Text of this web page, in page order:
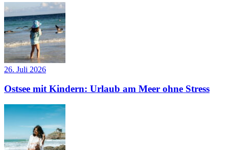
26. Juli 2026
Ostsee mit Kindern: Urlaub am Meer ohne Stress